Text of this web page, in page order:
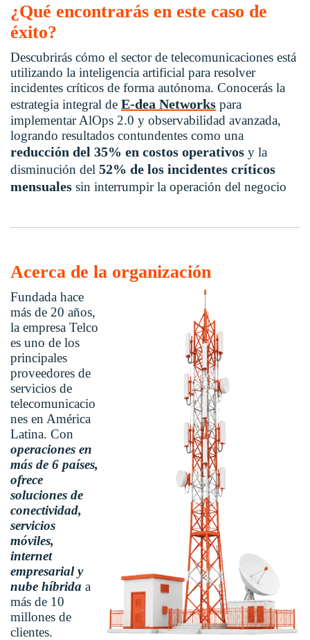
¿Qué encontrarás en este caso de
éxito?
Descubrirás cómo el sector de telecomunicaciones está
utilizando la inteligencia artificial para resolver
incidentes críticos de forma autónoma. Conocerás la
estrategia integral de E-dea Networks para
implementar AlOps 2.0 y observabilidad avanzada,
logrando resultados contundentes como una
reducción del 35% en costos operativos y la
disminución del 52% de los incidentes críticos
mensuales sin interrumpir la operación del negocio
Acerca de la organización
Fundada hace
más de 20 años,
la empresa Telco
es uno de los
principales
proveedores de
servicios de
telecomunicacio
nes en América
Latina. Con
operaciones en
más de 6 países,
ofrece
soluciones de
conectividad,
servicios
móviles,
internet
empresarial y
nube híbrida a
más de 10
millones de
clientes.